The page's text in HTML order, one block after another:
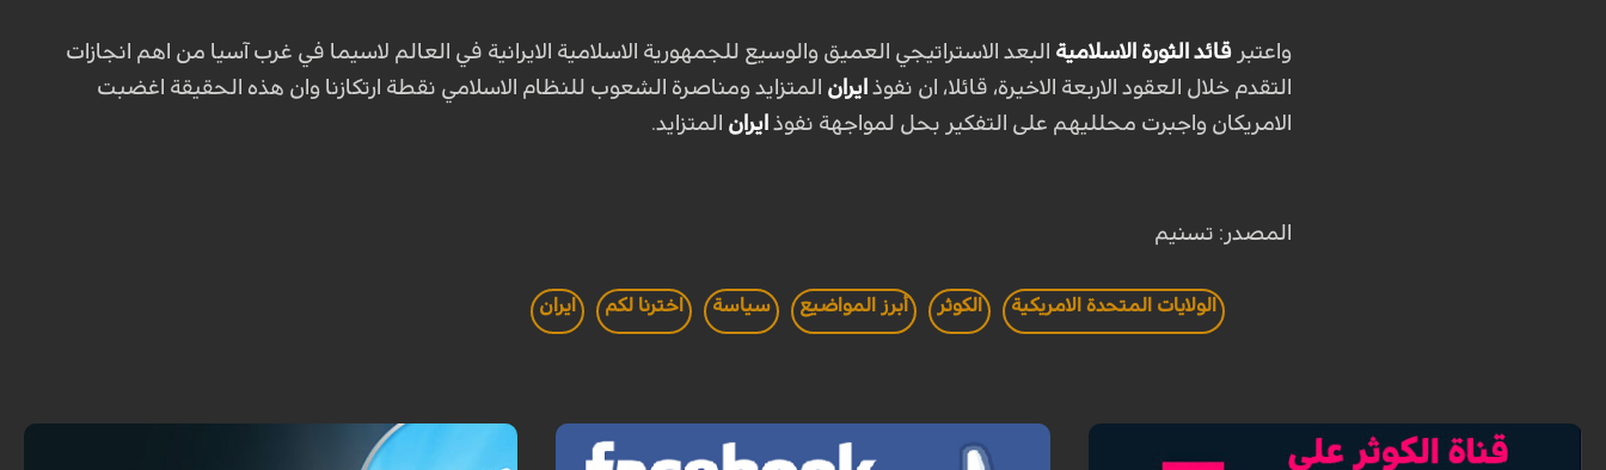
واعتبر قائد الثورة الاسلامية البعد الاستراتيجي العميق والوسيع للجمهورية الاسلامية الايرانية في العالم لاسيما في غرب آسيا من اهم انجازات
التقدم خلال العقود الاربعة الاخيرة، قائلا، ان نفوذ ايران المتزايد ومناصرة الشعوب للنظام الاسلامي نقطة ارتكازنا وان هذه الحقيقة اغضبت
الامريكان واجبرت محلليهم على التفكير بحل لمواجهة نفوذ ايران المتزايد.
المصدر: تسنيم
الولايات المتحدة الامريكية الكوثر أبرز المواضيع سياسة اخترنا لكم ايران